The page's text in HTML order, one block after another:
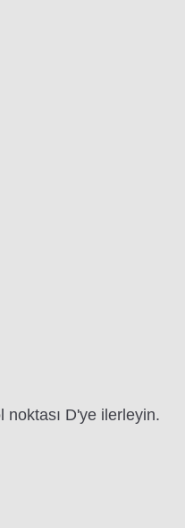
noktası D'ye ilerleyin.